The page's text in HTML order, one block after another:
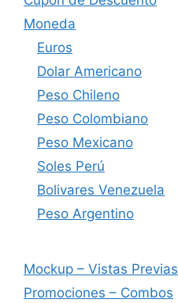
Moneda
Euros
Dolar Americano
Peso Chileno
Peso Colombiano
Peso Mexicano
Soles Perú
Bolivares Venezuela
Peso Argentino
Mockup – Vistas Previas
Promociones – Combos